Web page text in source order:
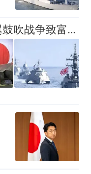
广岛核爆81周年：日右翼鼓吹战争致富，中方警告非空谈